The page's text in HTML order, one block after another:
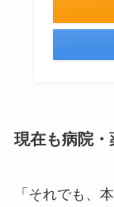
現在も病院
「それでも、